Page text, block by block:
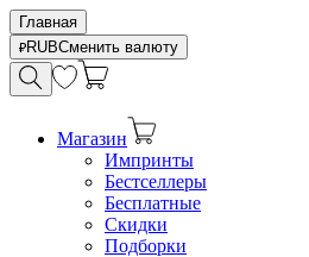
Главная
RUBСменить валюту
Магазин
Импринты
Бестселлеры
Бесплатные
Скидки
Подборки